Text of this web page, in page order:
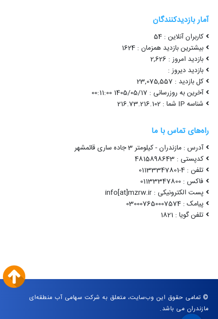
آمار بازدیدکنندگان
کاربران آنلاین : 54
بیشترین بازدید همزمان : 1624
بازدید امروز : 2,626
بازدید دیروز :
کل بازدید : 23,075,557
آخرین به روزرسانی : 1405/05/17 00:11:00
شناسه IP شما : 216.73.216.102
راه‌های تماس با ما
آدرس : مازندران - کیلومتر 3 جاده ساری قائمشهر
کدپستی : 4815898643
تلفن : 4-01133347801
فاکس : 01133347800
پست الکترونیکی : info[at]mzrw.ir
پیامک : 030007650007574
تلفن گویا : 1821
© تمامی حقوق این وب‌سایت، متعلق به شرکت سهامی آب منطقه‌ای
مازندران می باشد.